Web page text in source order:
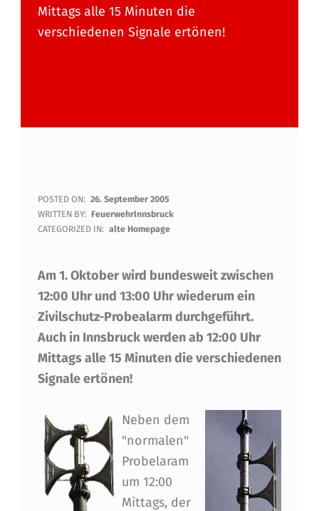
Mittags alle 15 Minuten die
verschiedenen Signale ertönen!
Z
I
I
L
S
C
H
U
T
Z
P
POSTED ON: 26. September 2005
WRITTEN BY: FeuerwehrInnsbruck
CATEGORIZED IN: alte Homepage
Am 1. Oktober wird bundesweit zwischen
12:00 Uhr und 13:00 Uhr wiederum ein
Zivilschutz-Probealarm durchgeführt.
Auch in Innsbruck werden ab 12:00 Uhr
Mittags alle 15 Minuten die verschiedenen
Signale ertönen!
Neben dem
"normalen"
Probelaram
um 12:00
Mittags, der